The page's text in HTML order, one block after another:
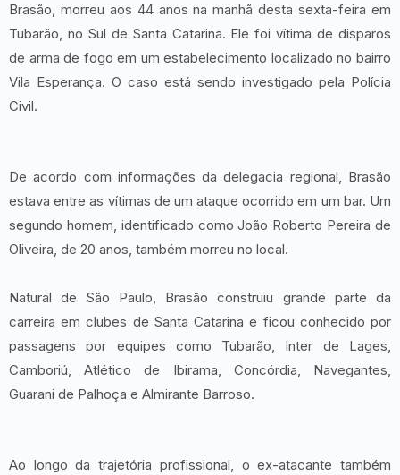
Brasão, morreu aos 44 anos na manhã desta sexta-feira em
Tubarão, no Sul de Santa Catarina. Ele foi vítima de disparos
de arma de fogo em um estabelecimento localizado no bairro
Vila Esperança. O caso está sendo investigado pela Polícia
Civil.
De acordo com informações da delegacia regional, Brasão
estava entre as vítimas de um ataque ocorrido em um bar. Um
segundo homem, identificado como João Roberto Pereira de
Oliveira, de 20 anos, também morreu no local.
Natural de São Paulo, Brasão construiu grande parte da
carreira em clubes de Santa Catarina e ficou conhecido por
passagens por equipes como Tubarão, Inter de Lages,
Camboriú, Atlético de Ibirama, Concórdia, Navegantes,
Guarani de Palhoça e Almirante Barroso.
Ao longo da trajetória profissional, o ex-atacante também